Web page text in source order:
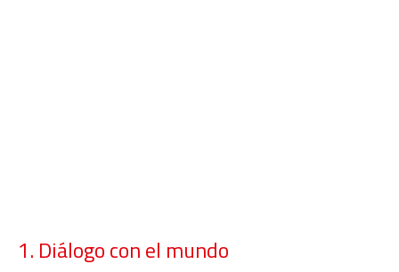
1. Diálogo con el mundo